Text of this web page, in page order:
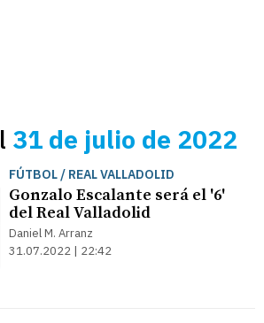
31 de julio de 2022
FÚTBOL / REAL VALLADOLID
Gonzalo Escalante será el '6'
del Real Valladolid
Daniel M. Arranz
31.07.2022 | 22:42